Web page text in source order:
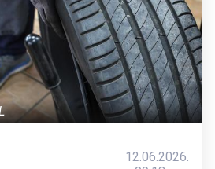
12.06.2026.